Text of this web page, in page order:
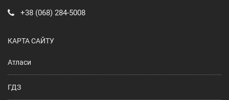
+38 (068) 284-5008
КАРТА САЙТУ
Атласи
ГДЗ